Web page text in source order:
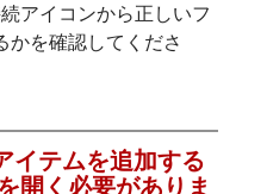
アイコンから正しいフ
かを確認してくださ
イテムを追加する
開く必要がありま